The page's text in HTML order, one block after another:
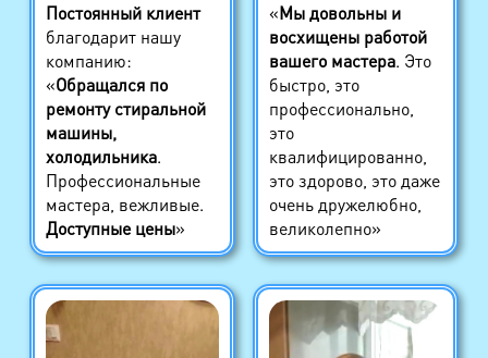
Постоянный клиент
благодарит нашу
компанию:
«Обращался по
ремонту стиральной
машины,
холодильника.
Профессиональные
мастера, вежливые.
Доступные цены»
«Мы довольны и
восхищены работой
вашего мастера. Это
быстро, это
профессионально,
это
квалифицированно,
это здорово, это даже
очень дружелюбно,
великолепно»